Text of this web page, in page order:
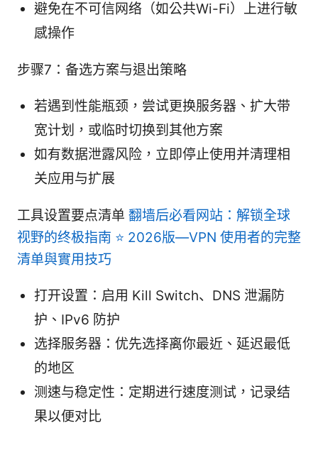
避免在不可信网络（如公共Wi-Fi）上进行敏
感操作
步骤7：备选方案与退出策略
若遇到性能瓶颈，尝试更换服务器、扩大带
宽计划，或临时切换到其他方案
如有数据泄露风险，立即停止使用并清理相
关应用与扩展
工具设置要点清单 翻墙后必看网站：解锁全球
视野的终极指南 ⭐ 2026版—VPN 使用者的完整
清单與實用技巧
打开设置：启用 Kill Switch、DNS 泄漏防
护、IPv6 防护
选择服务器：优先选择离你最近、延迟最低
的地区
测速与稳定性：定期进行速度测试，记录结
果以便对比